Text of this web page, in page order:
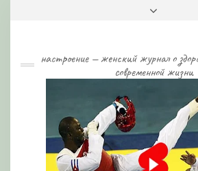
настроение — женский журнал о
современной жизни